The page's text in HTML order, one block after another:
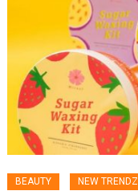
BEAUTY NEW TRENDZ